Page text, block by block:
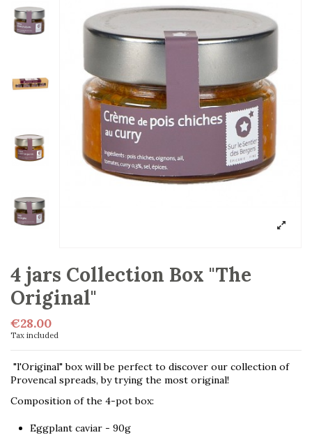
4 jars Collection Box "The
Original"
€28.00
Tax included
"l'Original" box will be perfect to discover our collection of
Provencal spreads, by trying the most original!
Composition of the 4-pot box:
Eggplant caviar - 90g